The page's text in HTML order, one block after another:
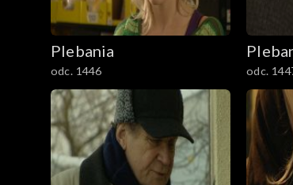
Plebania
odc. 1446 odc.